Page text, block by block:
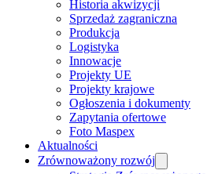
Historia akwizycji
Sprzedaż zagraniczna
Produkcja
Logistyka
Innowacje
Projekty UE
Projekty krajowe
Ogłoszenia i dokumenty
Zapytania ofertowe
Foto Maspex
Aktualności
Zrównoważony rozwój